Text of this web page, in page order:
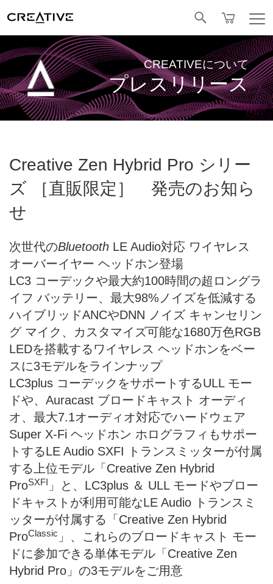
CREATIVEについて
プレスリリース
Creative Zen Hybrid Pro シリー
ズ ［直販限定］ 発売のお知ら
せ
次世代のBluetooth LE Audio対応 ワイヤレス
オーバーイヤー ヘッドホン登場
LC3 コーデックや最大約100時間の超ロングラ
イフ バッテリー、最大98%ノイズを低減する
ハイブリッドANCやDNN ノイズ キャンセリン
グ マイク、カスタマイズ可能な1680万色RGB
LEDを搭載するワイヤレス ヘッドホンをベー
スに3モデルをラインナップ
LC3plus コーデックをサポートするULL モー
ドや、Auracast ブロードキャスト オーディ
オ、最大7.1オーディオ対応でハードウェア
Super X-Fi ヘッドホン ホログラフィもサポー
トするLE Audio SXFI トランスミッターが付属
する上位モデル「Creative Zen Hybrid
ProSXFI 」と、LC3plus ＆ ULL モードやブロー
ドキャストが利用可能なLE Audio トランスミ
ッターが付属する「Creative Zen Hybrid
ProClassic 」、これらのブロードキャスト モー
ドに参加できる単体モデル「Creative Zen
Hybrid Pro」の3モデルをご用意
Facebook